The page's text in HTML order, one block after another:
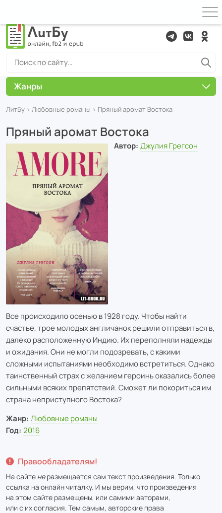
ЛитБу › Любовные романы › Пряный аромат Востока
Пряный аромат Востока
Автор: Джулия Грегсон
Все происходило осенью в 1928 году. Чтобы найти
счастье, трое молодых англичанок решили отправиться в,
далеко расположенную Индию. Их переполняли надежды
и ожидания. Они не могли подозревать, с какими
сложными испытаниями необходимо встретиться. Однако
таинственный страх с желанием героинь оказались более
сильными всяких препятствий. Сможет ли покориться им
страна неприступного Востока?
Жанр: Любовные романы
Год: 2016
Правообладателям!
На сайте неразмещается сам текст произведения. Только
ссылка на онлайн читалку. И мы верим, что произведения
на этом сайте размещены, или самими авторами,
или с их согласия. Тем самым, авторские права
Жанры